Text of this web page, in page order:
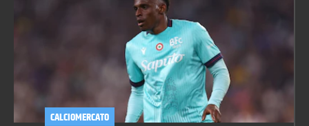
CALCIOMERCATO